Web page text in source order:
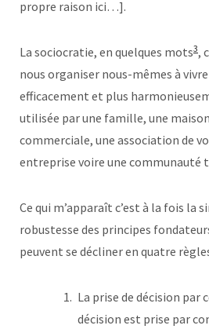
propre raison ici…].
La sociocratie, en quelques mots3,
nous organiser nous-mêmes à
efficacement et plus
utilisée par une famille, une
commerciale, une association de
entreprise voire une communauté
Ce qui m’apparaît c’est à la fois la
robustesse des principes
peuvent se décliner en quatre
La prise de décision par
décision est prise par